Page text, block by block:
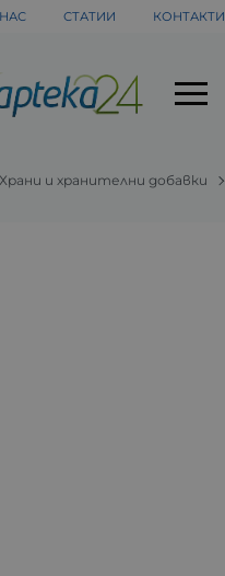
СТАТИИ КОНТАКТИ
Храни и хранителни добавки